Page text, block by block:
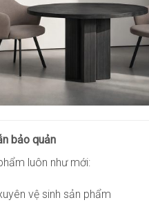
bảo quản
luôn như mới:
vệ sinh sản phẩm